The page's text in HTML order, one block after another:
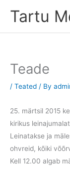
Tartu
Teade
/ Teated / By
25. märtsil 2015
kirikus
Leinatakse ja
ohvreid, kõiki
Kell 12.00 algab